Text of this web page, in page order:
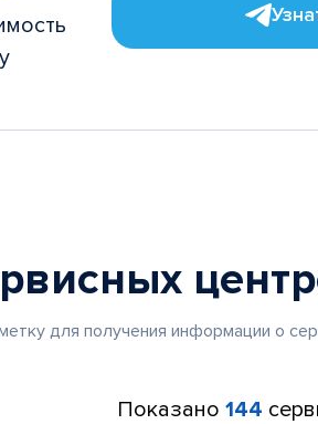
для получения информации о
Показано 144